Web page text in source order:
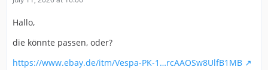
Hallo,
die könnte passen, oder?
https://www.ebay.de/itm/Vespa-PK-1…rcAAOSw8UlfB1MB